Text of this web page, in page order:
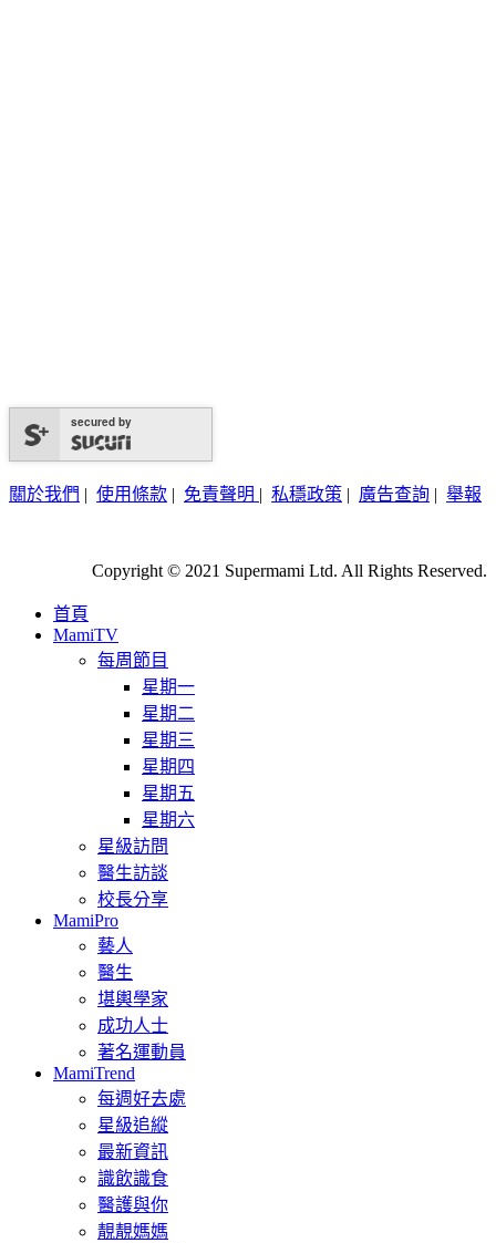
secured by
關於我們 | 使用條款 | 免責聲明 | 私穩政策 | 廣告查詢 | 舉報
Copyright © 2021 Supermami Ltd. All Rights Reserved.
首頁
MamiTV
每周節目
星期一
星期二
星期三
星期四
星期五
星期六
星級訪問
醫生訪談
校長分享
MamiPro
藝人
醫生
堪輿學家
成功人士
著名運動員
MamiTrend
每週好去處
星級追縱
最新資訊
識飲識食
醫護與你
靚靚媽媽